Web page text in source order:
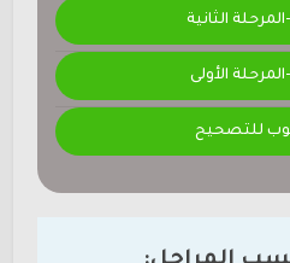
للتصحيح
المراحل: